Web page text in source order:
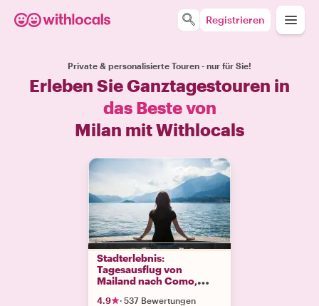
Registrieren
Private & personalisierte Touren - nur für Sie!
Erleben Sie Ganztagestouren in
das Beste von
Milan mit Withlocals
Stadterlebnis:
Tagesausflug von
Mailand nach Como,
4.9 · 537 Bewertungen